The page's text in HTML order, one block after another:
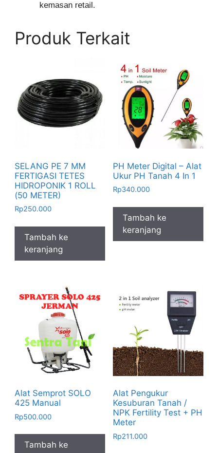
kemasan retail.
Produk Terkait
SELANG PE 7 MM
FERTIGASI TETES
HIDROPONIK 1 ROLL
(50 METER)
Rp250.000
Tambah ke
keranjang
PH Meter Digital – Alat
Ukur PH Tanah 4 In 1
Rp340.000
Tambah ke
keranjang
Alat Semprot SOLO
425 Manual
Rp500.000
Tambah ke
Alat Pengukur
Kesuburan Tanah /
NPK Fertility Test + PH
Meter
Rp211.000